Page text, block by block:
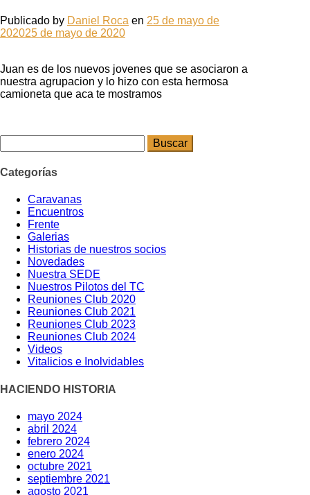
Publicado by Daniel Roca en 25 de mayo de
202025 de mayo de 2020
Juan es de los nuevos jovenes que se asociaron a
nuestra agrupacion y lo hizo con esta hermosa
camioneta que aca te mostramos
Categorías
Caravanas
Encuentros
Frente
Galerias
Historias de nuestros socios
Novedades
Nuestra SEDE
Nuestros Pilotos del TC
Reuniones Club 2020
Reuniones Club 2021
Reuniones Club 2023
Reuniones Club 2024
Videos
Vitalicios e Inolvidables
HACIENDO HISTORIA
mayo 2024
abril 2024
febrero 2024
enero 2024
octubre 2021
septiembre 2021
agosto 2021